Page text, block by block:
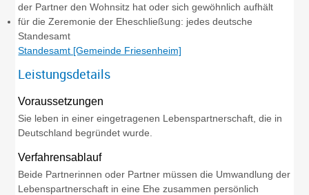
der Partner den Wohnsitz hat oder sich gewöhnlich aufhält
für die Zeremonie der Eheschließung: jedes deutsche
Standesamt
Standesamt [Gemeinde Friesenheim]
Leistungsdetails
Voraussetzungen
Sie leben in einer eingetragenen Lebenspartnerschaft, die in
Deutschland begründet wurde.
Verfahrensablauf
Beide Partnerinnen oder Partner müssen die Umwandlung der
Lebenspartnerschaft in eine Ehe zusammen persönlich